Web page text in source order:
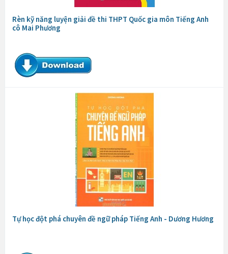
Rèn kỹ năng luyện giải đề thi THPT Quốc gia môn Tiếng Anh
cô Mai Phương
Tự học đột phá chuyên đề ngữ pháp Tiếng Anh - Dương Hương